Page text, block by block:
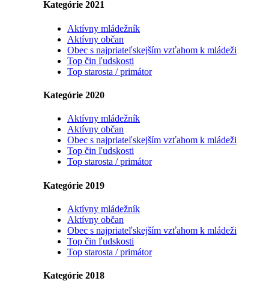
Kategórie 2021
Aktívny mládežník
Aktívny občan
Obec s najpriateľskejším vzťahom k mládeži
Top čin ľudskosti
Top starosta / primátor
Kategórie 2020
Aktívny mládežník
Aktívny občan
Obec s najpriateľskejším vzťahom k mládeži
Top čin ľudskosti
Top starosta / primátor
Kategórie 2019
Aktívny mládežník
Aktívny občan
Obec s najpriateľskejším vzťahom k mládeži
Top čin ľudskosti
Top starosta / primátor
Kategórie 2018